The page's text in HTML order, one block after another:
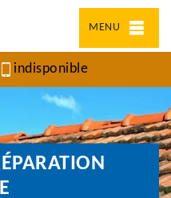
MENU
indisponible